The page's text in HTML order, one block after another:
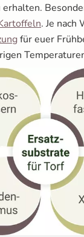
erhalten.
öffnet in
. Je
öffnet in
für euer